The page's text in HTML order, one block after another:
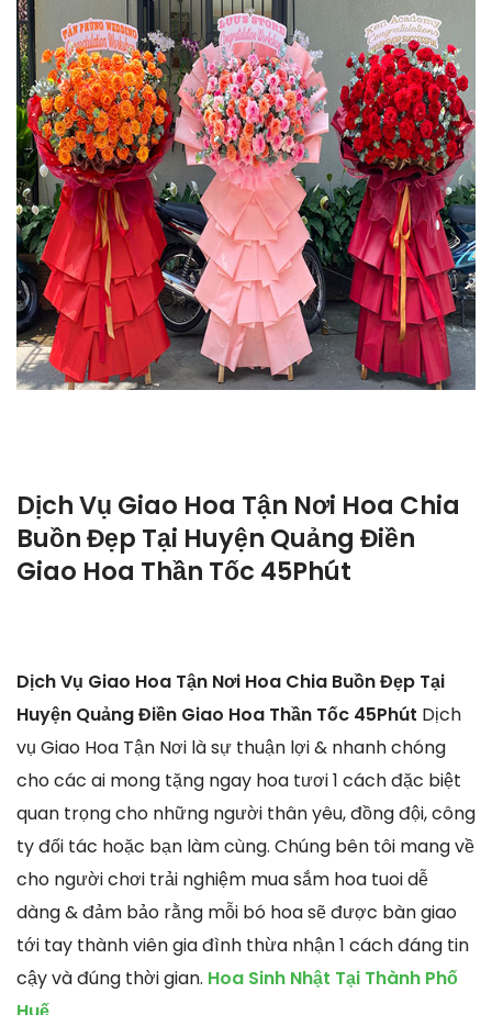
Dịch Vụ Giao Hoa Tận Nơi Hoa Chia
Buồn Đẹp Tại Huyện Quảng Điền
Giao Hoa Thần Tốc 45Phút
Dịch Vụ Giao Hoa Tận Nơi Hoa Chia Buồn Đẹp Tại
Huyện Quảng Điền Giao Hoa Thần Tốc 45Phút Dịch
vụ Giao Hoa Tận Nơi là sự thuận lợi & nhanh chóng
cho các ai mong tặng ngay hoa tươi 1 cách đặc biệt
quan trọng cho những người thân yêu, đồng đội, công
ty đối tác hoặc bạn làm cùng. Chúng bên tôi mang về
cho người chơi trải nghiệm mua sắm hoa tuoi dễ
dàng & đảm bảo rằng mỗi bó hoa sẽ được bàn giao
tới tay thành viên gia đình thừa nhận 1 cách đáng tin
cậy và đúng thời gian. Hoa Sinh Nhật Tại Thành Phố